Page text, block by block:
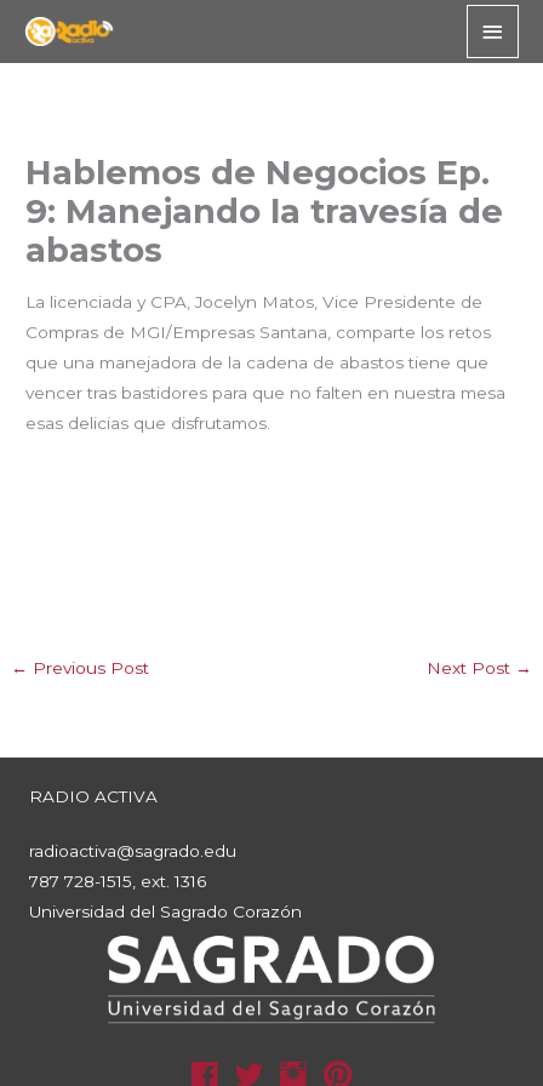
Main
Hablemos de Negocios Ep.
9: Manejando la travesía de
abastos
La licenciada y CPA, Jocelyn Matos, Vice Presidente de
Compras de MGI/Empresas Santana, comparte los retos
que una manejadora de la cadena de abastos tiene que
vencer tras bastidores para que no falten en nuestra mesa
esas delicias que disfrutamos.
← Previous Post Next Post →
RADIO ACTIVA
radioactiva@sagrado.edu
787 728-1515, ext. 1316
Universidad del Sagrado Corazón